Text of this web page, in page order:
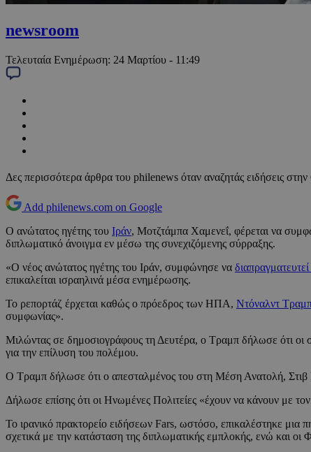
newsroom
Τελευταία Ενημέρωση: 24 Μαρτίου - 11:49
Δες περισσότερα άρθρα του philenews όταν αναζητάς ειδήσεις
Add philenews.com on Google
Ο ανώτατος ηγέτης του Ιράν, Μοτζτάμπα Χαμενεΐ, φέρεται να
διπλωματικό άνοιγμα εν μέσω της συνεχιζόμενης σύρραξης.
«Ο νέος ανώτατος ηγέτης του Ιράν, συμφώνησε να
επικαλείται ισραηλινά μέσα ενημέρωσης.
Το ρεπορτάζ έρχεται καθώς ο πρόεδρος των ΗΠΑ, Ντόναλντ
συμφωνίας».
Μιλώντας σε δημοσιογράφους τη Δευτέρα, ο Τραμπ δήλωσε ότι οι
για την επίλυση του πολέμου.
Ο Τραμπ δήλωσε ότι ο απεσταλμένος του στη Μέση Ανατολή, Στιβ
Δήλωσε επίσης ότι οι Ηνωμένες Πολιτείες «έχουν να κάνουν με
Το ιρανικό πρακτορείο ειδήσεων Fars, ωστόσο, επικαλέστηκε μια
σχετικά με την κατάσταση της διπλωματικής εμπλοκής, ενώ και